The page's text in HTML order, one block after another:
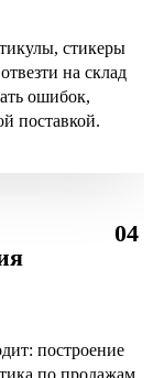
стикеры
на склад
ошибок,
поставкой.
04
построение
по продажам